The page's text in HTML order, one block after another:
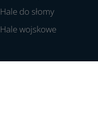
Hale do słomy
Hale wojskowe